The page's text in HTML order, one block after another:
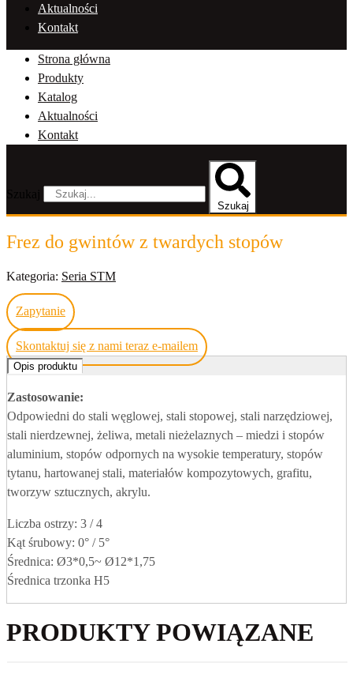
Aktualności
Kontakt
Strona główna
Produkty
Katalog
Aktualności
Kontakt
Szukaj
Frez do gwintów z twardych stopów
Kategoria: Seria STM
Zapytanie
Skontaktuj się z nami teraz e-mailem
Opis produktu
Zastosowanie:
Odpowiedni do stali węglowej, stali stopowej, stali narzędziowej,
stali nierdzewnej, żeliwa, metali nieżelaznych – miedzi i stopów
aluminium, stopów odpornych na wysokie temperatury, stopów
tytanu, hartowanej stali, materiałów kompozytowych, grafitu,
tworzyw sztucznych, akrylu.
Liczba ostrzy: 3 / 4
Kąt śrubowy: 0° / 5°
Średnica: Ø3*0,5~ Ø12*1,75
Średnica trzonka H5
PRODUKTY POWIĄZANE